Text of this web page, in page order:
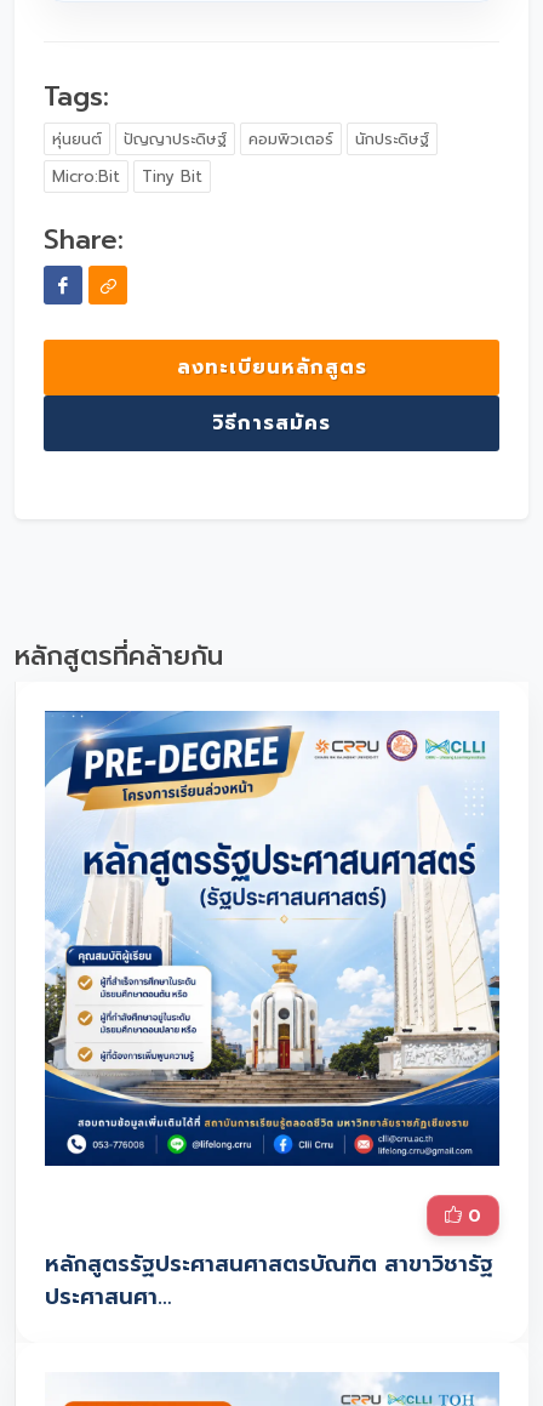
Tags:
หุ่นยนต์ ปัญญาประดิษฐ์ คอมพิวเตอร์
นักประดิษฐ์
Micro:Bit
Tiny Bit
Share:
ลงทะเบียนหลักสูตร
วิธีการสมัคร
หลักสูตรที่คล้ายกัน
0
หลักสูตรรัฐประศาสนศาสตรบัณฑิต สาขาวิชารัฐ
ประศาสนศา…